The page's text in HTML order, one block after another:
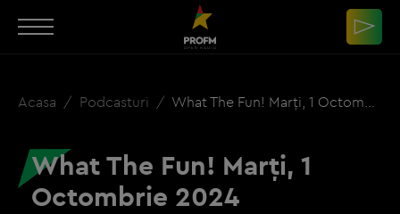
Acasa Podcasturi What The Fun! Marți, 1 Octombrie 2024
What The Fun! Marți, 1
Octombrie 2024